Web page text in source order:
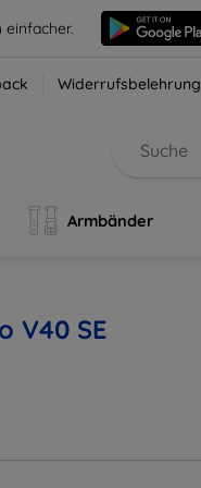
einfacher.
Widerrufsbelehrung
Armbänder
V40 SE